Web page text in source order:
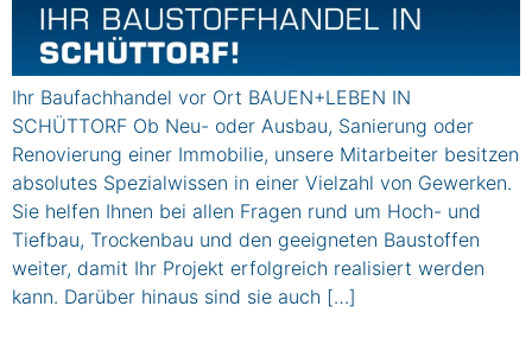
Ihr Baufachhandel vor Ort BAUEN+LEBEN IN
SCHÜTTORF Ob Neu- oder Ausbau, Sanierung oder
Renovierung einer Immobilie, unsere Mitarbeiter besitzen
absolutes Spezialwissen in einer Vielzahl von Gewerken.
Sie helfen Ihnen bei allen Fragen rund um Hoch- und
Tiefbau, Trockenbau und den geeigneten Baustoffen
weiter, damit Ihr Projekt erfolgreich realisiert werden
kann. Darüber hinaus sind sie auch […]